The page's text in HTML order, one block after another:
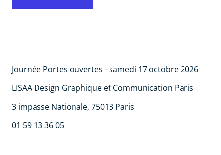
Journée Portes ouvertes - samedi 17 octobre 2026
LISAA Design Graphique et Communication Paris
3 impasse Nationale, 75013 Paris
01 59 13 36 05